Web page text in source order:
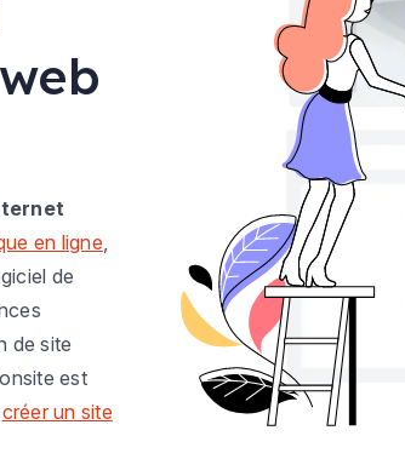
en ligne,
de
de site
est
créer un site